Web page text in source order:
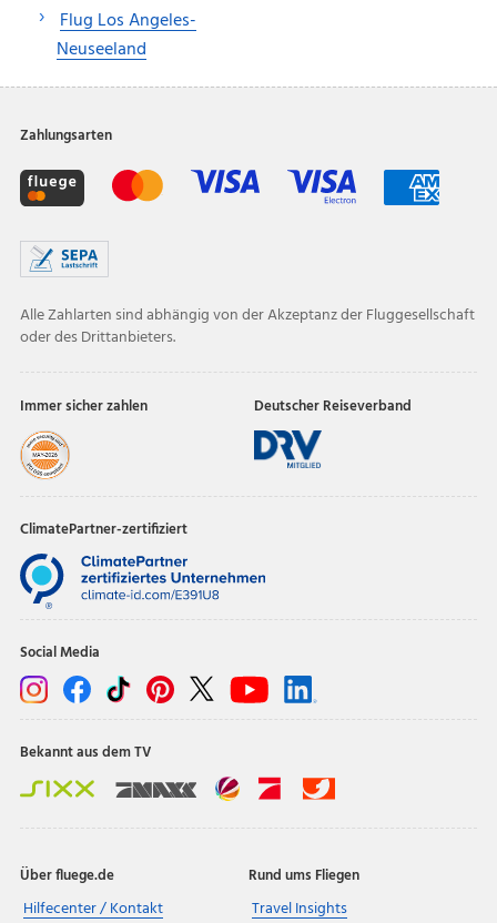
Flug Los Angeles-
Neuseeland